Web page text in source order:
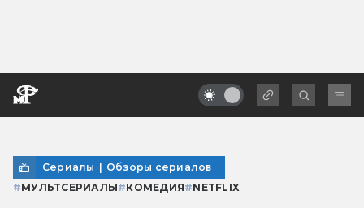
Сериалы | Обзоры сериалов
#МУЛЬТСЕРИАЛЫ#КОМЕДИЯ#NETFLIX